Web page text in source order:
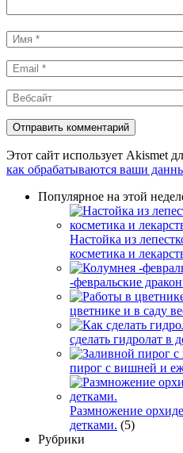
Имя
*
Email
*
Вебсайт
Этот сайт использует Akismet
как обрабатываются ваши
Популярное на этой
Настойка из
косметика и
-февральские
цветнике и в саду
сделать гидролат в
пирог с вишней и
Размножение
детками. (5)
Рубрики